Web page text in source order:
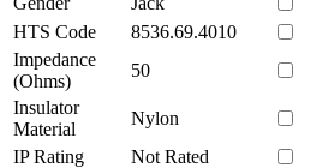
HTS Code
8536.69.4010
Impedance
(Ohms)
50
Insulator
Material
Nylon
IP Rating
Not Rated